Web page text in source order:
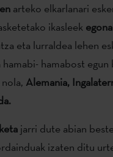
arteko elkarlanari
ikasleek
eta lurraldea lehen
hamabost
Alemania,
jarri dute abian
izaten ditu